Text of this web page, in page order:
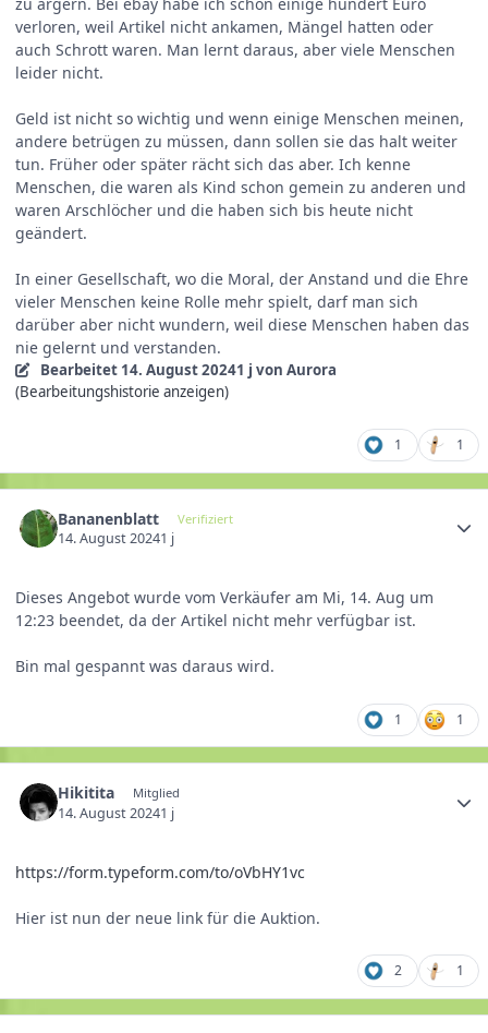
zu ärgern. Bei ebay habe ich schon einige hundert Euro
verloren, weil Artikel nicht ankamen, Mängel hatten oder
auch Schrott waren. Man lernt daraus, aber viele Menschen
leider nicht.
Geld ist nicht so wichtig und wenn einige Menschen meinen,
andere betrügen zu müssen, dann sollen sie das halt weiter
tun. Früher oder später rächt sich das aber. Ich kenne
Menschen, die waren als Kind schon gemein zu anderen und
waren Arschlöcher und die haben sich bis heute nicht
geändert.
In einer Gesellschaft, wo die Moral, der Anstand und die Ehre
vieler Menschen keine Rolle mehr spielt, darf man sich
darüber aber nicht wundern, weil diese Menschen haben das
nie gelernt und verstanden.
Bearbeitet 14. August 20241 j von Aurora
(Bearbeitungshistorie anzeigen)
1 1
Bananenblatt Verifiziert
14. August 20241 j
Dieses Angebot wurde vom Verkäufer am Mi, 14. Aug um
12:23 beendet, da der Artikel nicht mehr verfügbar ist.
Bin mal gespannt was daraus wird.
1 1
Hikitita Mitglied
14. August 20241 j
https://form.typeform.com/to/oVbHY1vc
Hier ist nun der neue link für die Auktion.
2 1